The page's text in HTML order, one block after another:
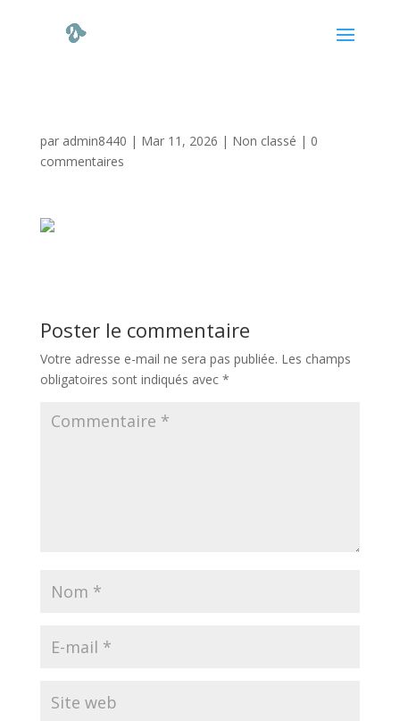
par admin8440 | Mar 11, 2026 | Non classé | 0
commentaires
Poster le commentaire
Votre adresse e-mail ne sera pas publiée. Les champs
obligatoires sont indiqués avec *